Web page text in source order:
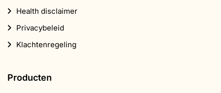
Health disclaimer
Privacybeleid
Klachtenregeling
Producten